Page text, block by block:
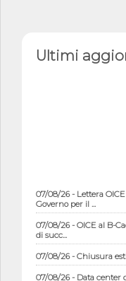
Ultimi
07/08/26 - Lettera
Governo per il ...
07/08/26 - OICE al B-
di succ...
07/08/26 - Chiusura
07/08/26 - Data center